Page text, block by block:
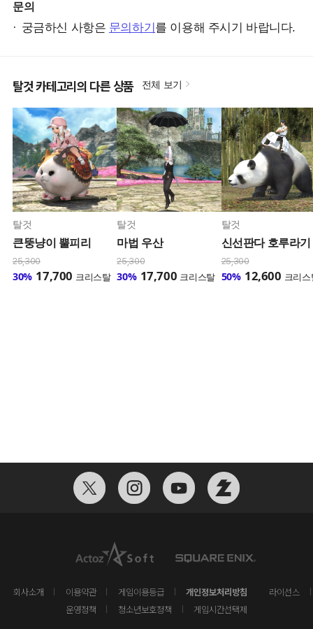
문의
궁금하신 사항은 문의하기 를 이용해 주시기 바랍니다.
탈것 카테고리의 다른 상품 전체 보기
탈것
큰뚱냥이 뿔피리
25,300
30% 17,700 크리스탈
탈것
마법 우산
25,300
30% 17,700 크리스탈
탈것
신선판다 호루라기
25,300
50% 12,600 크리스
회사소개 이용약관 게임이용등급 개인정보처리방침
라이선스
운영정책
청소년보호정책 게임시간선택제